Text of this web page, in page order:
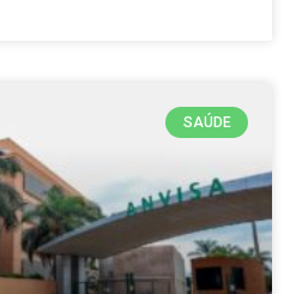
SAÚDE